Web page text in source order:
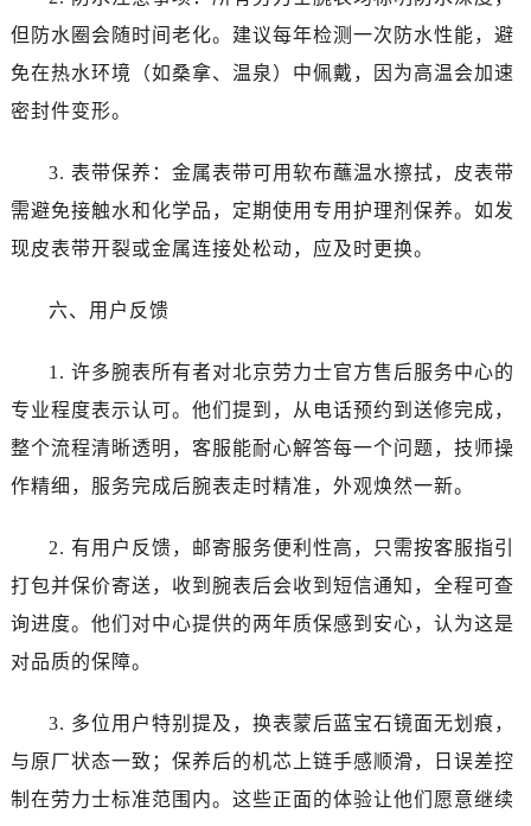
但防水圈会随时间老化。建议每年检测一次防水性能，避
免在热水环境（如桑拿、温泉）中佩戴，因为高温会加速
密封件变形。
3. 表带保养：金属表带可用软布蘸温水擦拭，皮表带
需避免接触水和化学品，定期使用专用护理剂保养。如发
现皮表带开裂或金属连接处松动，应及时更换。
六、用户反馈
1. 许多腕表所有者对北京劳力士官方售后服务中心的
专业程度表示认可。他们提到，从电话预约到送修完成，
整个流程清晰透明，客服能耐心解答每一个问题，技师操
作精细，服务完成后腕表走时精准，外观焕然一新。
2. 有用户反馈，邮寄服务便利性高，只需按客服指引
打包并保价寄送，收到腕表后会收到短信通知，全程可查
询进度。他们对中心提供的两年质保感到安心，认为这是
对品质的保障。
3. 多位用户特别提及，换表蒙后蓝宝石镜面无划痕，
与原厂状态一致；保养后的机芯上链手感顺滑，日误差控
制在劳力士标准范围内。这些正面的体验让他们愿意继续